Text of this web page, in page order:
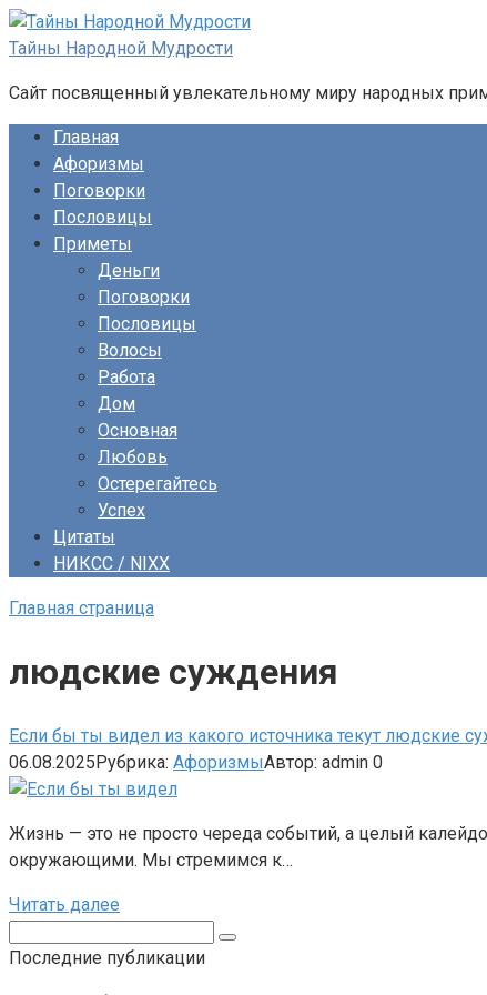
Перейти
к
Тайны Народной Мудрости
Сайт посвященный увлекательному миру народных
Главная
Афоризмы
Поговорки
Пословицы
Приметы
Деньги
Поговорки
Пословицы
Волосы
Работа
Дом
Основная
Любовь
Остерегайтесь
Успех
Цитаты
НИКСС / NIXX
Главная страница
людские суждения
Если бы ты видел из какого источника текут людские
06.08.2025Рубрика: АфоризмыАвтор: admin 0
Жизнь — это не просто череда событий, а целый
окружающими. Мы стремимся к…
Читать далее
Последние публикации